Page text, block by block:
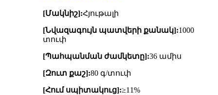
[Մակնիշ]:Հյութալի
[Նվազագույն պատվերի քանակ]:1000
տուփ
[Պահպանման ժամկետը]:36 ամիս
[Զուտ քաշ]:80 գ/տուփ
[Հում սպիտակուց]:≥11%